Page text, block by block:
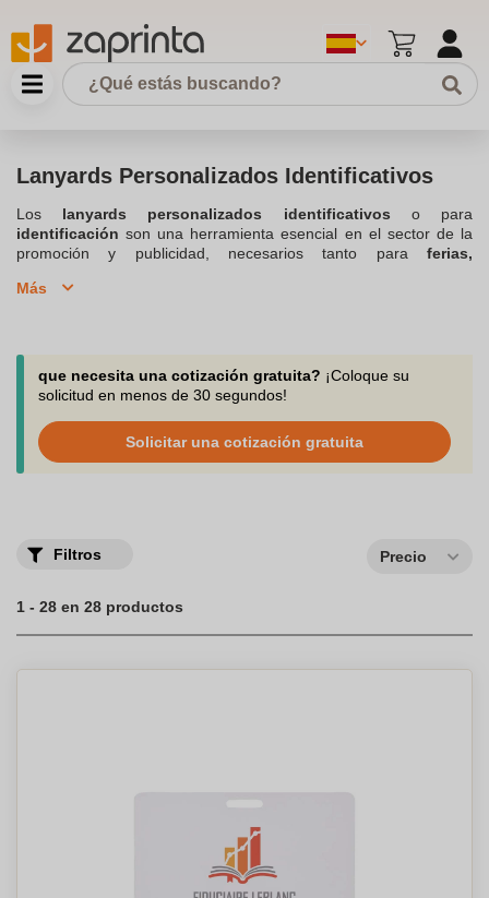
Lanyards Personalizados Identificativos
Los lanyards personalizados identificativos o para
identificación son una herramienta esencial en el sector de la
promoción y publicidad, necesarios tanto para ferias,
permite el acceso al evento mediante la identificación, estos
potente medio publicitario. Al personalizarlos con
colores corporativoso mensajes específicos, se convierten en
un artículo promocional que refuerza la identidad de marca.
eventos como ya hemos visto con anterioridad, facilitando la
interacción y el reconocimientoentre losparticipantes
. Su
bajo costo y alta visibilidad los convierten en una inversión
Más
que necesita una cotización gratuita? ¡Coloque su
solicitud en menos de 30 segundos!
Solicitar una cotización gratuita
Filtros Precio
1 - 28 en 28 productos